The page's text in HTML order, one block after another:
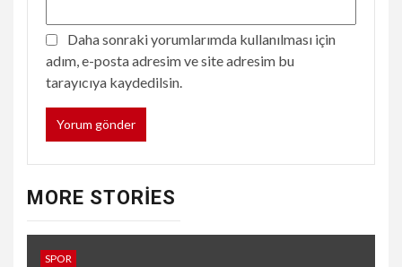
Daha sonraki yorumlarımda kullanılması için
adım, e-posta adresim ve site adresim bu
tarayıcıya kaydedilsin.
MORE STORIES
SPOR